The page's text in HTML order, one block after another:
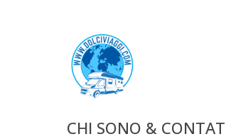
CHI SONO &